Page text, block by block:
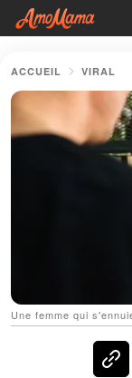
ACCUEIL VIRAL
Une femme qui